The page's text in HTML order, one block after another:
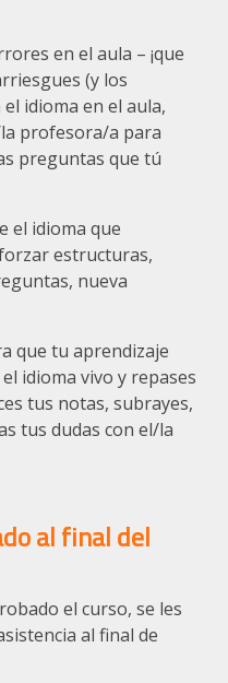
en el aula – ¡que
(y los
idioma en el aula,
profesora/a para
preguntas que tú
el idioma que
estructuras,
nueva
que tu aprendizaje
idioma vivo y repases
tus notas, subrayes,
tus dudas con el/la
al final del
el curso, se les
al final de